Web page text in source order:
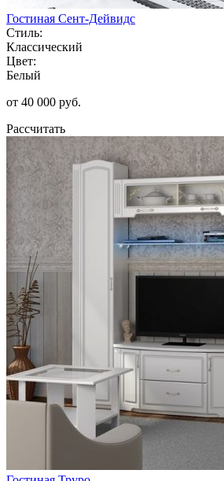
Гостиная Сент-Дейвидс
Стиль:
Классический
Цвет:
Белый
от 40 000 руб.
Рассчитать